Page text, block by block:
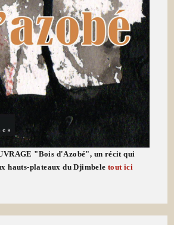
"Bois d'Azobé", un récit qui
hauts-plateaux du Djimbeletout ici